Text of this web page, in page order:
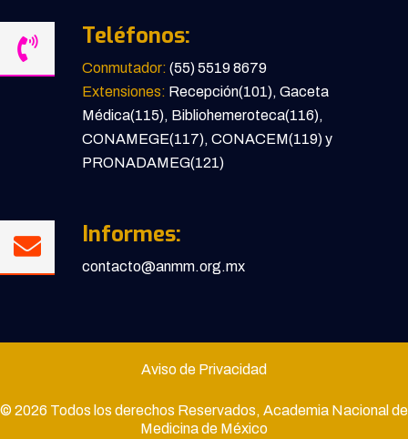
Teléfonos:
Conmutador: (55) 5519 8679
Extensiones: Recepción(101), Gaceta
Médica(115), Bibliohemeroteca(116),
CONAMEGE(117), CONACEM(119) y
PRONADAMEG(121)
Informes:
contacto@anmm.org.mx
Aviso de Privacidad
© 2026 Todos los derechos Reservados, Academia Nacional de
Medicina de México